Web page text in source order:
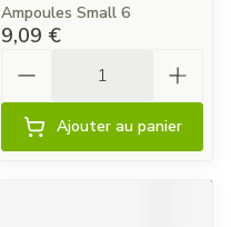
Ampoules Small 6
9,09 €
Ajouter au panier